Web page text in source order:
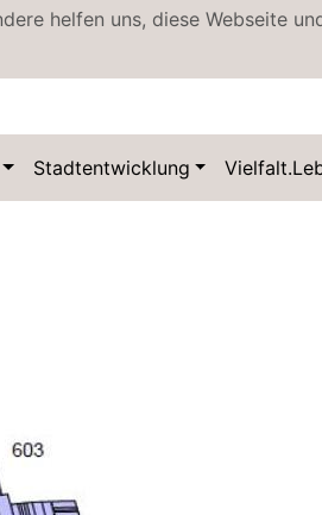
helfen uns, diese Webseite
Stadtentwicklung